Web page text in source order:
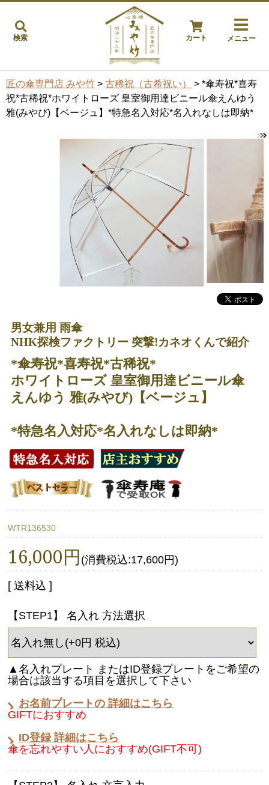
検索 カート メニュー
匠の傘専門店 みや竹 > 古稀祝（古希祝い）
> *傘寿祝*喜寿
祝*古稀祝*ホワイトローズ 皇室御用達ビニール傘えんゆう
雅(みやび)【ベージュ】*特急名入対応*名入れなしは即納*
男女兼用 雨傘
NHK探検ファクトリー 突撃!カネオくんで紹介
*傘寿祝*喜寿祝*古稀祝*
ホワイトローズ 皇室御用達ビニール傘
えんゆう 雅(みやび)【ベージュ】
*特急名入対応*名入れなしは即納*
WTR136530
16,000円 (消費税込:17,600円)
[ 送料込 ]
【STEP1】 名入れ 方法選択
▲名入れプレート またはID登録プレートをご希望の
場合は該当する項目を選択して下さい
お名前プレートの 詳細はこちら
GIFTにおすすめ
ID登録 詳細はこちら
傘を忘れやすい人におすすめ(GIFT不可)